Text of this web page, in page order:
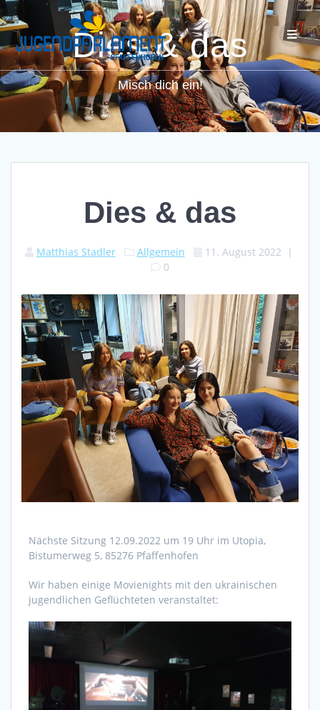
Dies & das
Misch dich ein!
Dies & das
Matthias Stadler Allgemein 11. August 2022 |
0
Nächste Sitzung 12.09.2022 um 19 Uhr im Utopia,
Bistumerweg 5, 85276 Pfaffenhofen
Wir haben einige Movienights mit den ukrainischen
jugendlichen Geflüchteten veranstaltet: